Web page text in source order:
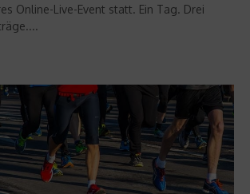
Online-Live-Event statt. Ein Tag. Drei